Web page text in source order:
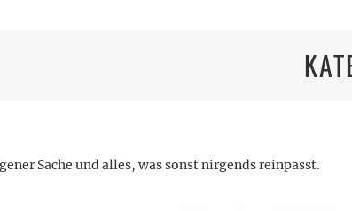
Sache und alles, was sonst nirgends reinpasst.